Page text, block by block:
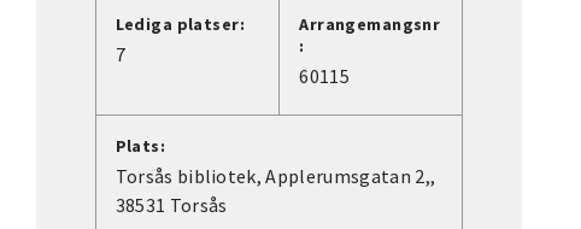
Lediga platser:
7
Arrangemangsnr
:
60115
Plats:
Torsås bibliotek, Applerumsgatan 2,,
38531 Torsås